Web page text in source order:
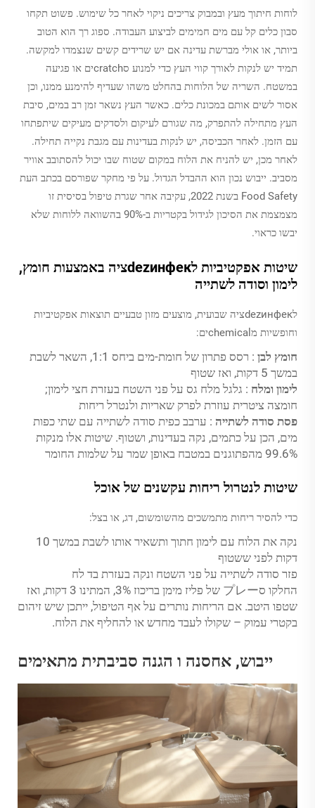
לוחות חיתוך מעץ ובמבוק צריכים ניקוי לאחר כל שימוש. פשוט תקחו
סבון כלים קל עם מים חמימים לביצוע העבודה. ספוג רך הוא הטוב
ביותר, או אולי מברשת עדינה אם יש שרידים קשים שנצמדו למקשה.
תמיד יש לנקות לאורך קווי העץ כדי למנוע סcratchים או פגיעה
במשטח. השריה של הלוחות בהחלט משהו שעדיף להימנע ממנו, וכן
אסור לשים אותם במכונת כלים. כאשר העץ נשאר זמן רב במים, סיבת
העץ מתחילה להתפרק, מה שגורם לעיקום ולסדקים מעיקים שיתפתחו
עם הזמן. לאחר הכביסה, יש לנקות בעדינות עם מגבת נקייה תחילה.
לאחר מכן, יש להניח את הלוח במקום שטוח שבו יכול להסתובב אוויר
מסביב. ייבוש נכון הוא ההבדל הגדול. על פי מחקר שפורסם בכתב העת
Food Safety בשנת 2022, עקיבה אחר שגרת טיפול בסיסית זו
מצמצמת את הסיכון לגידול בקטריות ב-90% בהשוואה ללוחות שלא
יבשו כראוי.
שיטות אפקטיביות לdezинфекציה באמצעות חומץ,
לימון וסודה לשתייה
לdezинфекציה שבועית, מוצעים מזון טבעיים תוצאות אפקטיביות
וחופשיות מchemicalים:
חומץ לבן
: רסס פתרון של חומת-מים ביחס 1:1, השאר לשבת
במשך 5 דקות, ואז שטוף
לימון ומלח : גלגל מלח גס על פני השטח בעזרת חצי לימון;
חומצה ציטרית עוזרת לפרק שאריות ולנטרל ריחות
פסת סודה לשתייה : ערבב כפית סודה לשתייה עם שתי כפות
מים, הכן על כתמים, נקה בעדינות, ושטוף. שיטות אלו מנקות
99.6% מהפתוגנים במטבח באופן שמר על שלמות החומר
שיטות לנטרול ריחות עקשנים של אוכל
כדי להסיר ריחות מתמשכים מהשומשום, דג, או בצל:
נקה את הלוח עם לימון חתוך ותשאיר אותו לשבת במשך 10
דקות לפני ששטוף
פזר סודה לשתייה על פני השטח ונקה בעזרת בד לח
החלקו סプレー של פליז מימן בריכוז 3%, המתינו 3 דקות, ואז
שטפו היטב. אם הריחות נותרים על אף הטיפול, ייתכן שיש זיהום
בקטרי עמוק – שקולו לעבד מחדש או להחליף את הלוח.
ייבוש, אחסנה ו הגנה סביבתית מתאימים